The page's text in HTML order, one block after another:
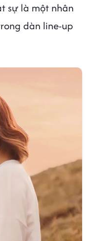
sự là một nhân
dàn line-up